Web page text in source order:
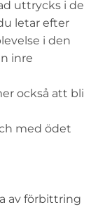
uttrycks i de
letar efter
i den
inre
också att bli
med ödet
av förbittring